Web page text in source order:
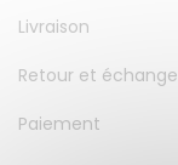
Livraison
Retour et échange
Paiement